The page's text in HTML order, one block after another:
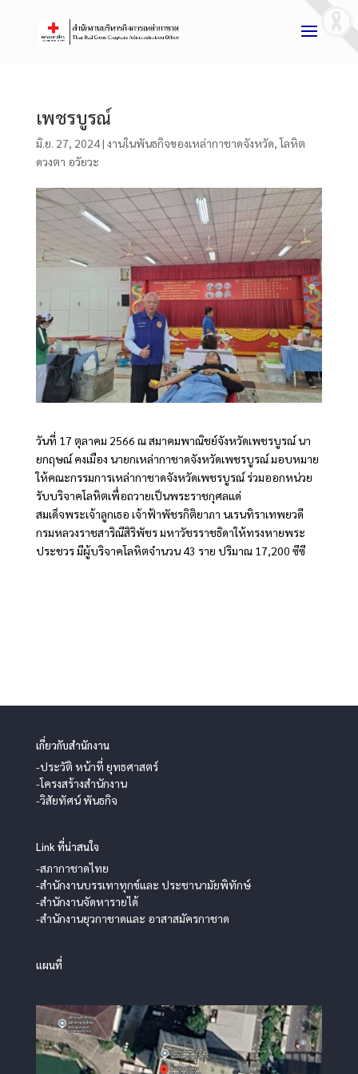
เพชรบูรณ์
มิ.ย. 27, 2024| งานในพันธกิจของเหล่ากาชาดจังหวัด,โลหิต
ดวงตา อวัยวะ
วันที่ 17 ตุลาคม 2566 ณ สมาคมพาณิชย์จังหวัดเพชรบูรณ์ นา
ยกฤษณ์ คงเมือง นายกเหล่ากาชาดจังหวัดเพชรบูรณ์ มอบหมาย
ให้คณะกรรมการเหล่ากาชาดจังหวัดเพชรบูรณ์ ร่วมออกหน่วย
รับบริจาคโลหิตเพื่อถวายเป็นพระราชกุศลแด่
สมเด็จพระเจ้าลูกเธอ เจ้าฟ้าพัชรกิติยาภา นเรนทิราเทพยวดี
กรมหลวงราชสาริณีสิริพัชร มหาวัชรราชธิดาให้ทรงหายพระ
ประชวร มีผู้บริจาคโลหิตจำนวน 43 ราย ปริมาณ 17,200 ซีซี
เกี่ยวกับสำนักงาน
-ประวัติ หน้าที่ ยุทธศาสตร์
-โครงสร้างสำนักงาน
-วิสัยทัศน์ พันธกิจ
Link ที่น่าสนใจ
-สภากาชาดไทย
-สำนักงานบรรเทาทุกข์และ ประชานามัยพิทักษ์
-สำนักงานจัดหารายได้
-สำนักงานยุวกาชาดและ อาสาสมัครกาชาด
แผนที่